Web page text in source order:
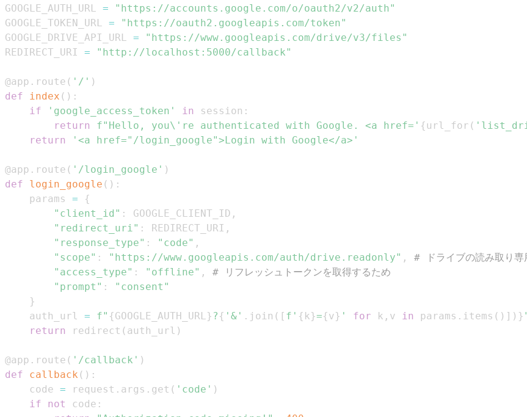
GOOGLE_AUTH_URL =
"https://accounts.google.com/o/oauth2/v2/auth"
GOOGLE_TOKEN_URL =
"https://oauth2.googleapis.com/token"
GOOGLE_DRIVE_API_URL =
"https://www.googleapis.com/drive/v3/files"
REDIRECT_URI = "http://localhost:5000/callback"
@app . route ( '/' )
def
index ( ) :
if
'google_access_token' in session :
return
f"Hello, you\'re authenticated with Google. <a href=' {url_for (
return
'<a href="/login_google">Login with Google</a>'
@app . route ( '/login_google' )
def
login_google ( ) :
    params
=
{
"client_id" : GOOGLE_CLIENT_ID ,
"redirect_uri" : REDIRECT_URI ,
"response_type" : "code" ,
"scope" : "https://www.googleapis.com/auth/drive.readonly" ,
# ドライブの読み取り専
"access_type" : "offline" ,
# リフレッシュトークンを取得するため
"prompt" :
"consent"
}
    auth_url
= f" {GOOGLE_AUTH_URL} ? { '&' . join ( [ f' { k}={v} ' for k , v in params . items ( ) ] ) }
return
redirect ( auth_url )
@app . route ( '/callback' )
def
callback ( ) :
    code
= request . args . get ( 'code' )
if
not code :